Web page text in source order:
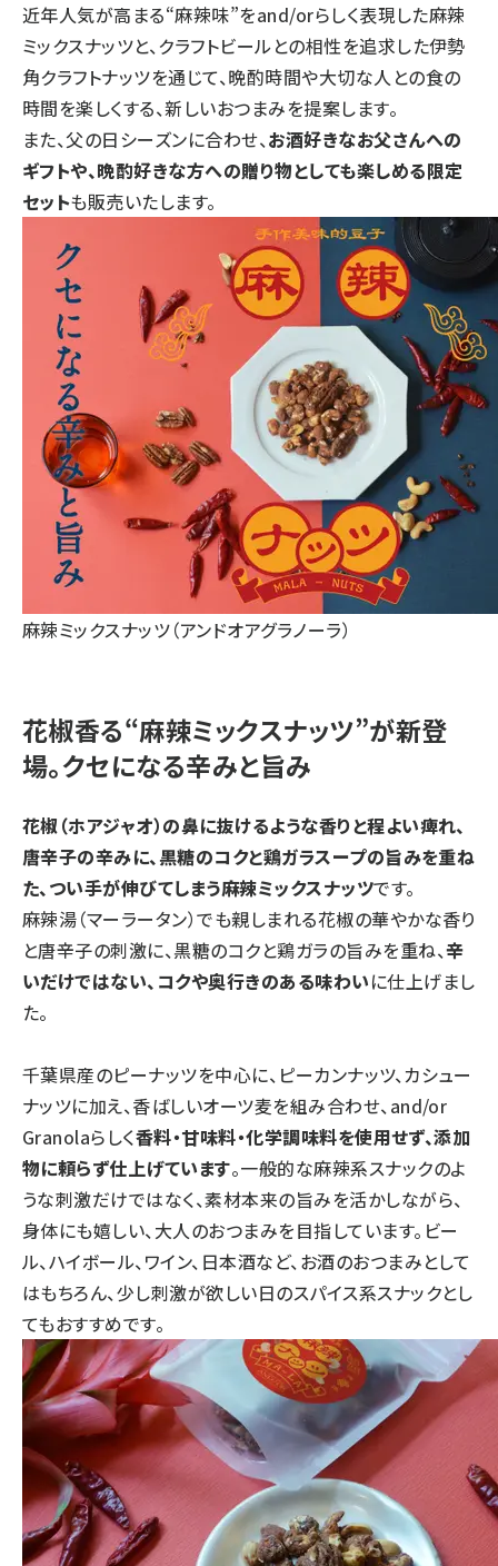
近年人気が高まる“麻辣味”をand/orらしく表現した麻辣
ミックスナッツと、クラフトビールとの相性を追求した伊勢
角クラフトナッツを通じて、晩酌時間や大切な人との食の
時間を楽しくする、新しいおつまみを提案します。
また、父の日シーズンに合わせ、お酒好きなお父さんへの
ギフトや、晩酌好きな方への贈り物としても楽しめる限定
セットも販売いたします。
麻辣ミックスナッツ（アンドオアグラノーラ）
花椒香る“麻辣ミックスナッツ”が新登
場。クセになる辛みと旨み
花椒（ホアジャオ）の鼻に抜けるような香りと程よい痺れ、
唐辛子の辛みに、黒糖のコクと鶏ガラスープの旨みを重ね
た、つい手が伸びてしまう麻辣ミックスナッツです。
麻辣湯（マーラータン）でも親しまれる花椒の華やかな香り
と唐辛子の刺激に、黒糖のコクと鶏ガラの旨みを重ね、辛
いだけではない、コクや奥行きのある味わいに仕上げまし
た。
千葉県産のピーナッツを中心に、ピーカンナッツ、カシュー
ナッツに加え、香ばしいオーツ麦を組み合わせ、and/or
Granolaらしく香料・甘味料・化学調味料を使用せず、添加
物に頼らず仕上げています。一般的な麻辣系スナックのよ
うな刺激だけではなく、素材本来の旨みを活かしながら、
身体にも嬉しい、大人のおつまみを目指しています。ビー
ル、ハイボール、ワイン、日本酒など、お酒のおつまみとして
はもちろん、少し刺激が欲しい日のスパイス系スナックとし
てもおすすめです。